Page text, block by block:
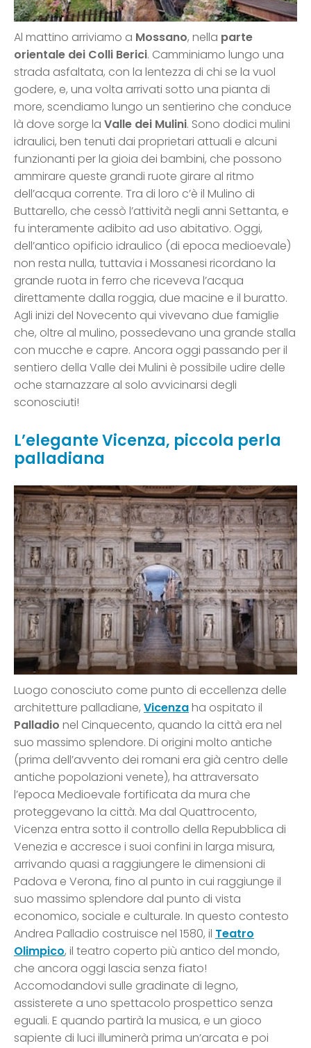
Al mattino arriviamo a Mossano, nella parte
orientale dei Colli Berici. Camminiamo lungo una
strada asfaltata, con la lentezza di chi se la vuol
godere, e, una volta arrivati sotto una pianta di
more, scendiamo lungo un sentierino che conduce
là dove sorge la Valle dei Mulini. Sono dodici mulini
idraulici, ben tenuti dai proprietari attuali e alcuni
funzionanti per la gioia dei bambini, che possono
ammirare queste grandi ruote girare al ritmo
dell’acqua corrente. Tra di loro c’è il Mulino di
Buttarello, che cessò l’attività negli anni Settanta, e
fu interamente adibito ad uso abitativo. Oggi,
dell’antico opificio idraulico (di epoca medioevale)
non resta nulla, tuttavia i Mossanesi ricordano la
grande ruota in ferro che riceveva l’acqua
direttamente dalla roggia, due macine e il buratto.
Agli inizi del Novecento qui vivevano due famiglie
che, oltre al mulino, possedevano una grande stalla
con mucche e capre. Ancora oggi passando per il
sentiero della Valle dei Mulini è possibile udire delle
oche starnazzare al solo avvicinarsi degli
sconosciuti!
L’elegante Vicenza, piccola perla
palladiana
Luogo conosciuto come punto di eccellenza delle
architetture palladiane, Vicenzaha ospitato il
Palladio nel Cinquecento, quando la città era nel
suo massimo splendore. Di origini molto antiche
(prima dell’avvento dei romani era già centro delle
antiche popolazioni venete), ha attraversato
l’epoca Medioevale fortificata da mura che
proteggevano la città. Ma dal Quattrocento,
Vicenza entra sotto il controllo della Repubblica di
Venezia e accresce i suoi confini in larga misura,
arrivando quasi a raggiungere le dimensioni di
Padova e Verona, fino al punto in cui raggiunge il
suo massimo splendore dal punto di vista
economico, sociale e culturale. In questo contesto
Andrea Palladio costruisce nel 1580, il Teatro
Olimpico, il teatro coperto più antico del mondo,
che ancora oggi lascia senza fiato!
Accomodandovi sulle gradinate di legno,
assisterete a uno spettacolo prospettico senza
eguali. E quando partirà la musica, e un gioco
sapiente di luci illuminerà prima un’arcata e poi